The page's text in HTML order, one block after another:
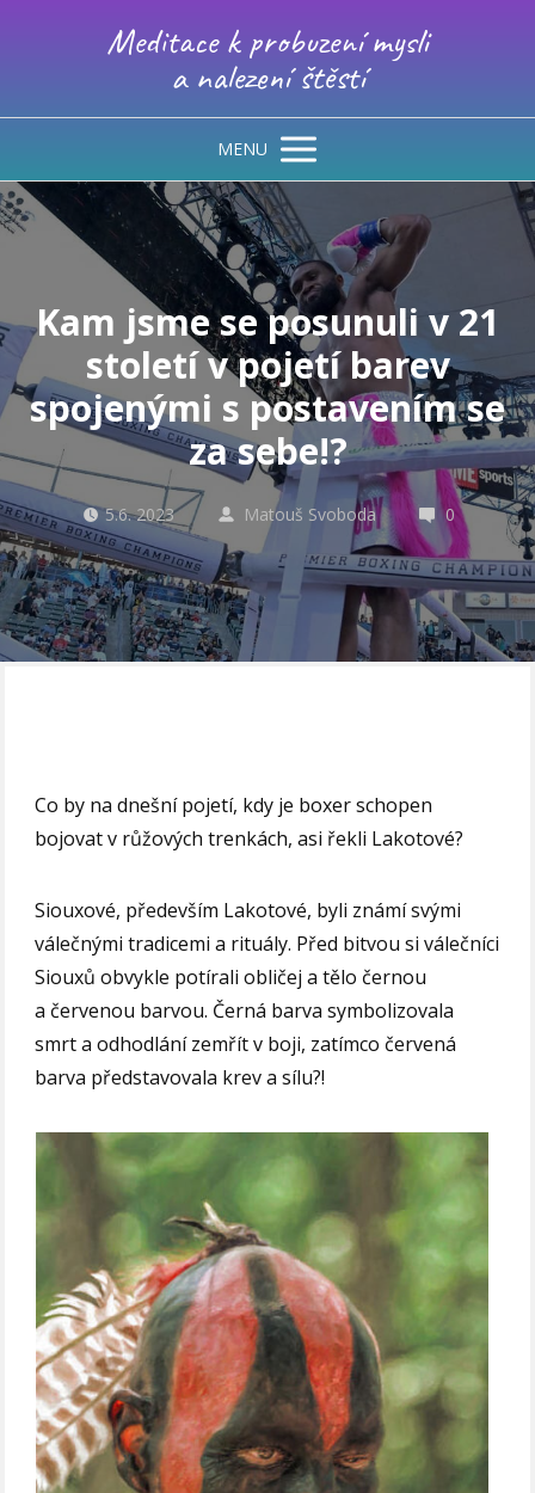
Meditace k probuzení mysli
a nalezení štěstí
MENU
Kam jsme se posunuli v 21
století v pojetí barev
spojenými s postavením se
za sebe!?
5.6. 2023 Matouš Svoboda 0
Co by na dnešní pojetí, kdy je boxer schopen
bojovat v růžových trenkách, asi řekli Lakotové?
Siouxové, především Lakotové, byli známí svými
válečnými tradicemi a rituály. Před bitvou si válečníci
Siouxů obvykle potírali obličej a tělo černou
a červenou barvou. Černá barva symbolizovala
smrt a odhodlání zemřít v boji, zatímco červená
barva představovala krev a sílu?!